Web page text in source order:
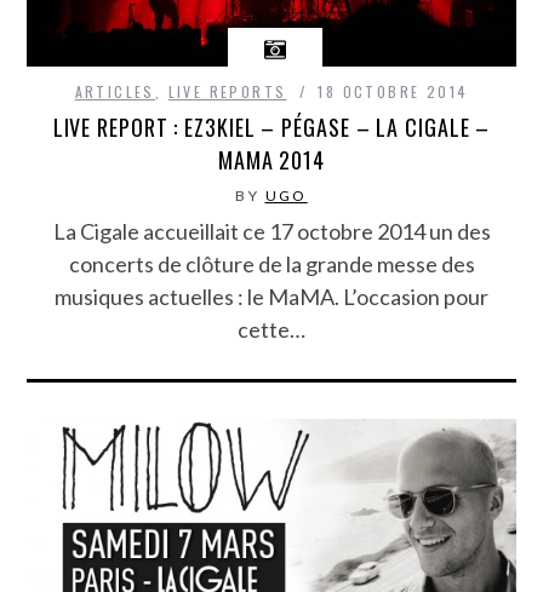
ARTICLES LIVE REPORTS 18 OCTOBRE 2014
LIVE REPORT : EZ3KIEL – PÉGASE – LA CIGALE –
MAMA 2014
BY UGO
La Cigale accueillait ce 17 octobre 2014 un des
concerts de clôture de la grande messe des
musiques actuelles : le MaMA. L’occasion pour
cette…